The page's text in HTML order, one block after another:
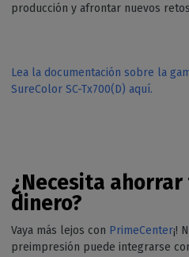
producción y afrontar nuevos
Lea la documentación sobre la
SureColor SC-Tx700(D) aquí.
¿Necesita
dinero?
Vaya más lejos con PrimeCenter¡!
preimpresión puede integrarse